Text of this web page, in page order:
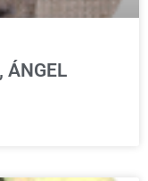
ÁNGEL